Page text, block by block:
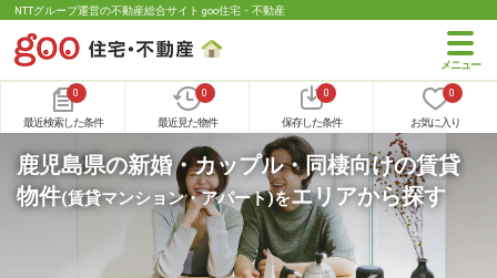
NTTグループ運営の不動産総合サイト goo住宅・不動産
0
最近検索した条件
0
最近見た物件
0
保存した条件
0
お気に入り
鹿児島県の新婚・カップル・同棲向けの賃貸
物件(賃貸マンション・アパート)をエリアから探す